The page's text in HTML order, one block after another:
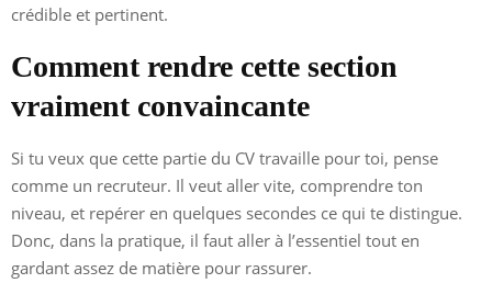
crédible et pertinent.
Comment rendre cette section
vraiment convaincante
Si tu veux que cette partie du CV travaille pour toi, pense
comme un recruteur. Il veut aller vite, comprendre ton
niveau, et repérer en quelques secondes ce qui te distingue.
Donc, dans la pratique, il faut aller à l’essentiel tout en
gardant assez de matière pour rassurer.